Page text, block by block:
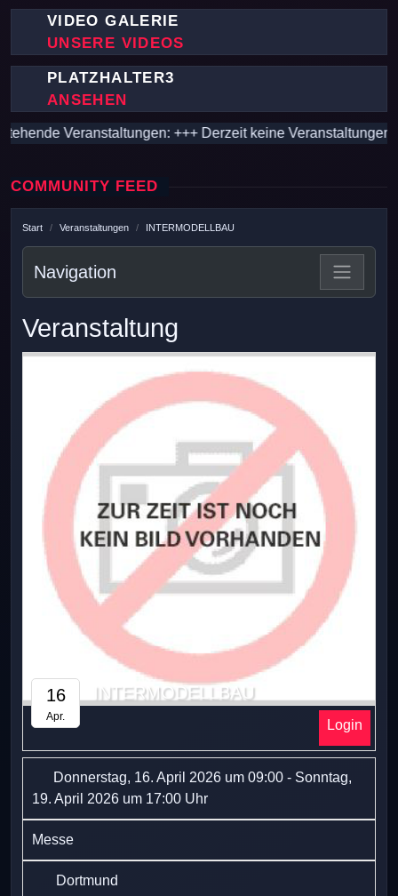
VIDEO GALERIE
UNSERE VIDEOS
PLATZHALTER3
ANSEHEN
Veranstaltungen: +++ Derzeit keine Veranstaltungen +++
COMMUNITY FEED
Start Veranstaltungen INTERMODELLBAU
Navigation
Veranstaltung
16
Apr.
INTERMODELLBAU
Login
Donnerstag, 16. April 2026 um 09:00 - Sonntag,
19. April 2026 um 17:00 Uhr
Messe
Dortmund